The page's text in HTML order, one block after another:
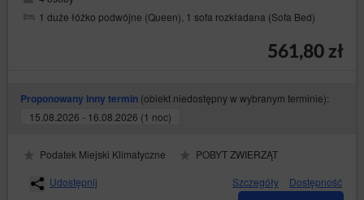
1 duże łóżko podwójne (Queen), 1 sofa rozkładana (Sofa Bed)
561,80 zł
Proponowany inny termin (obiekt niedostępny w wybranym terminie):
15.08.2026 - 16.08.2026 (1 noc)
Podatek Miejski Klimatyczne
POBYT ZWIERZĄT
Udostępnij
Szczegóły Dostępność